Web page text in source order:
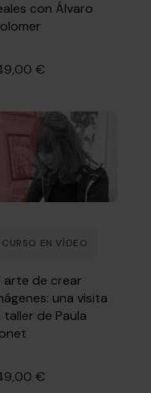
con Álvaro
€
CURSO EN VÍDEO
arte de crear
una visita
taller de Paula
€